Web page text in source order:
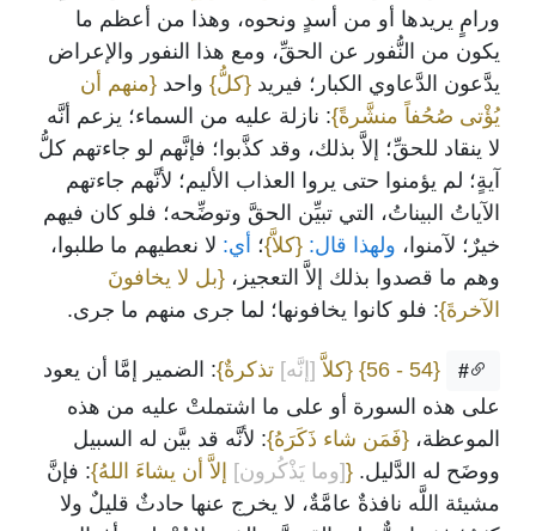
ورامٍ يريدها أو من أسدٍ ونحوه، وهذا من أعظم ما
يكون من النُّفور عن الحقِّ، ومع هذا النفور والإعراض
يدَّعون الدَّعاوي الكبار؛ فيريد {كلُّ} واحد {منهم أن
يُؤْتى صُحُفاً منشَّرةً}: نازلة عليه من السماء؛ يزعم أنَّه
لا ينقاد للحقِّ؛ إلاَّ بذلك، وقد كذَّبوا؛ فإنَّهم لو جاءتهم كلُّ
آيةٍ؛ لم يؤمنوا حتى يروا العذاب الأليم؛ لأنَّهم جاءتهم
الآياتُ البيناتُ، التي تبيِّن الحقَّ وتوضِّحه؛ فلو كان فيهم
خيرٌ؛ لآمنوا، ولهذا قال: {كلاَّ}؛ أي: لا نعطيهم ما طلبوا،
وهم ما قصدوا بذلك إلاَّ التعجيز، {بل لا يخافونَ
الآخرةَ}: فلو كانوا يخافونها؛ لما جرى منهم ما جرى.
#
{54 - 56} {كلاَّ [إنَّه] تذكرةٌ}: الضمير إمَّا أن يعود
على هذه السورة أو على ما اشتملتْ عليه من هذه
الموعظة، {فَمَن شاء ذَكَرَهُ}: لأنَّه قد بيَّن له السبيل
ووضَح له الدَّليل. {[وما يَذْكُرون] إلاَّ أن يشاءَ اللهُ}: فإنَّ
مشيئة اللَّه نافذةٌ عامَّةٌ، لا يخرج عنها حادثٌ قليلٌ ولا